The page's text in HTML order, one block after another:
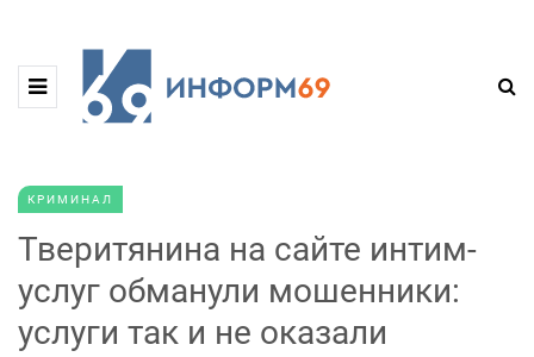
КРИМИНАЛ
Тверитянина на сайте интим-
услуг обманули мошенники:
услуги так и не оказали